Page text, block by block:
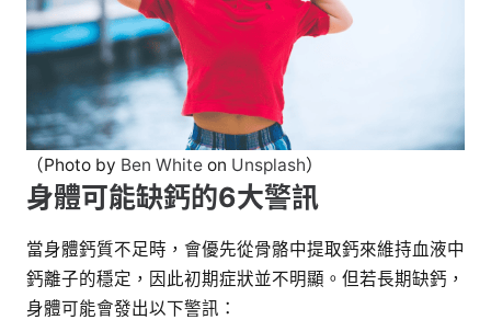
（Photo by Ben Whiteon Unsplash）
身體可能缺鈣的6大警訊
當身體鈣質不足時，會優先從骨骼中提取鈣來維持血液中
鈣離子的穩定，因此初期症狀並不明顯。但若長期缺鈣，
身體可能會發出以下警訊：